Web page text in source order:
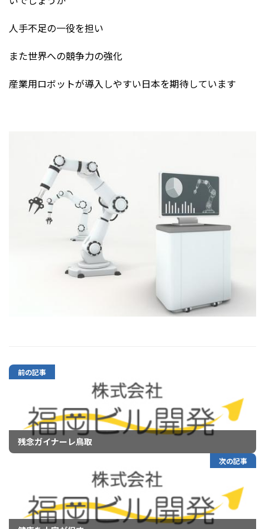
人手不足の一役を担い
また世界への競争力の強化
産業用ロボットが導入しやすい日本を期待しています
前の記事
残念ガイナーレ鳥取
次の記事